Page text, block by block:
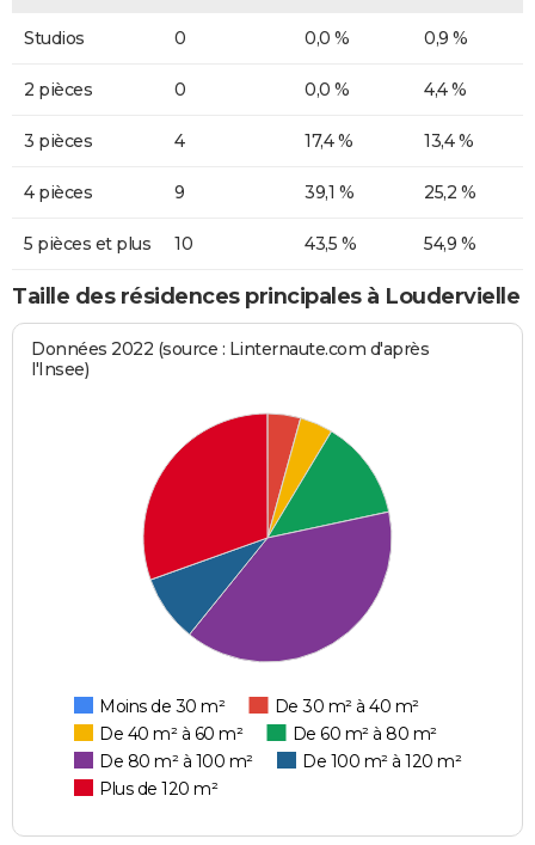
Studios 0 0,0 % 0,9 %
2 pièces 0 0,0 % 4,4 %
3 pièces 4 17,4 % 13,4 %
4 pièces 9 39,1 % 25,2 %
5 pièces et plus 10 43,5 % 54,9 %
Taille des résidences principales à Loudervielle
Données 2022 (source : Linternaute.com d'après
l'Insee)
Moins de 30 m²
De 30 m² à 40 m²
De 40 m² à 60 m²
De 60 m² à 80 m²
De 80 m² à 100 m²
De 100 m² à 120 m²
Plus de 120 m²